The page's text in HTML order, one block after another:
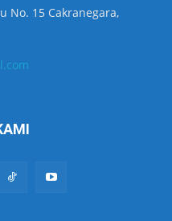
No. 15 Cakranegara,